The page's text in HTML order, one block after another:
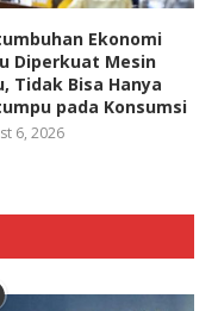
Ekonomi
Diperkuat Mesin
Tidak Bisa Hanya
pada Konsumsi
6, 2026